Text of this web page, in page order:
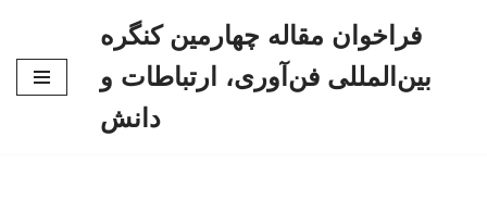
فراخوان مقاله چهارمین کنگره
بین‌المللی فن‌آوری، ارتباطات و
دانش